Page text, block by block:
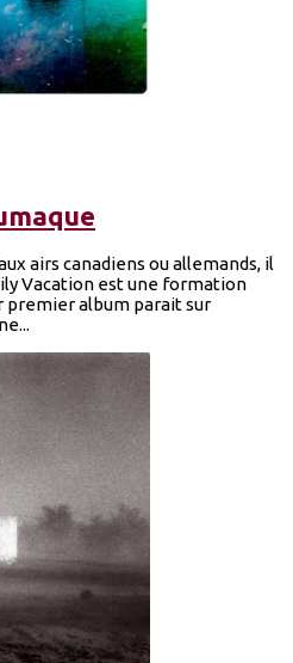
airs canadiens ou allemands, il
Vacation est une formation
premier album parait sur